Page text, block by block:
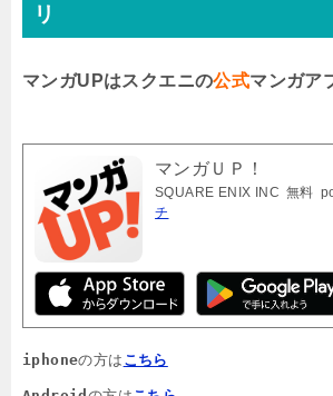
リ
マンガUPはスクエニの公式マンガア
マンガＵＰ！
SQUARE ENIX INC 無料
チ
iphoneの方は こちら